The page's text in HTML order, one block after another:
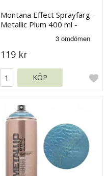
Montana Effect Sprayfärg -
Metallic Plum 400 ml -
119 kr
KÖP